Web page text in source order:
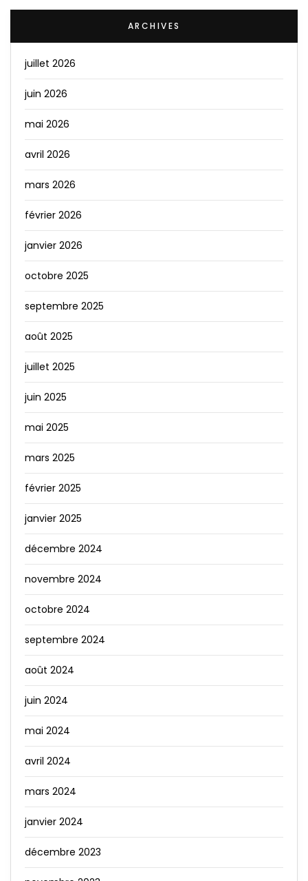
ARCHIVES
juillet 2026
juin 2026
mai 2026
avril 2026
mars 2026
février 2026
janvier 2026
octobre 2025
septembre 2025
août 2025
juillet 2025
juin 2025
mai 2025
mars 2025
février 2025
janvier 2025
décembre 2024
novembre 2024
octobre 2024
septembre 2024
août 2024
juin 2024
mai 2024
avril 2024
mars 2024
janvier 2024
décembre 2023